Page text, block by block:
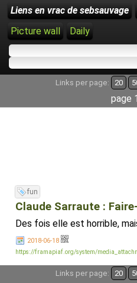
Liens en vrac de sebsauvage
Picture wall
Daily
Links per page: 20
page
fun
Claude Sarraute :
Des fois elle est horrible,
2018-06-18
https://framapiaf.org/system/
Links per page: 20